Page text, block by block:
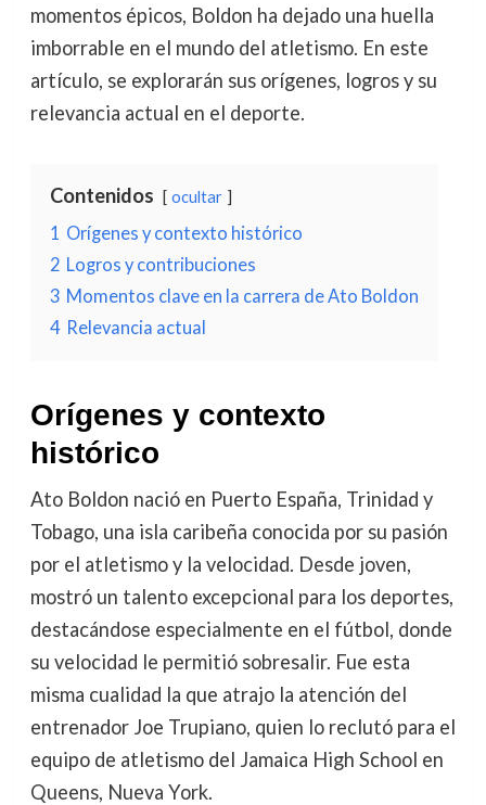
momentos épicos, Boldon ha dejado una huella
imborrable en el mundo del atletismo. En este
artículo, se explorarán sus orígenes, logros y su
relevancia actual en el deporte.
Contenidos ocultar
1 Orígenes y contexto histórico
2 Logros y contribuciones
3 Momentos clave en la carrera de Ato Boldon
4 Relevancia actual
Orígenes y contexto
histórico
Ato Boldon nació en Puerto España, Trinidad y
Tobago, una isla caribeña conocida por su pasión
por el atletismo y la velocidad. Desde joven,
mostró un talento excepcional para los deportes,
destacándose especialmente en el fútbol, donde
su velocidad le permitió sobresalir. Fue esta
misma cualidad la que atrajo la atención del
entrenador Joe Trupiano, quien lo reclutó para el
equipo de atletismo del Jamaica High School en
Queens, Nueva York.